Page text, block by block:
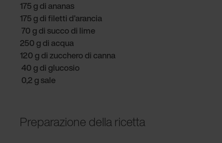
175 g di ananas
175 g di filetti d'arancia
70 g di succo di lime
250 g di acqua
120 g di zucchero di canna
40 g di glucosio
0,2 g sale
Preparazione della ricetta